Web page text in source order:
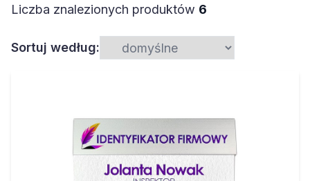
Liczba znalezionych produktów 6
Sortuj według: